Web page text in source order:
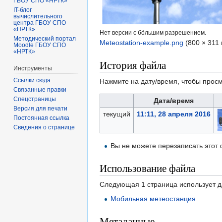
Нет версии с бо́льшим разрешением.
Meteostation-example.png (800 × 311
История файла
Нажмите на дату/время, чтобы
Дата/время
текущий
11:11, 28 апреля 2016
Вы не можете перезаписать этот
Использование файла
Следующая 1 страница использует
Мобильная метеостанция
IT-блог
вычислительного
центра ГБОУ СПО
«НРТК»
Методический портал
Moodle ГБОУ СПО
«НРТК»
Инструменты
Ссылки сюда
Связанные правки
Спецстраницы
Версия для печати
Постоянная ссылка
Сведения о странице